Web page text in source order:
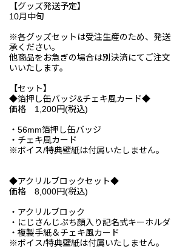
【グッズ発送予定】
10月中旬
※各グッズセットは受注生産のため、発
承ください。
他商品をお急ぎの場合は別決済にてご注
いいたします。
【セット】
◆箔押し缶バッジ&チェキ風カード◆
価格 1,200円(税込)
・56mm箔押し缶バッジ
・チェキ風カード
※ボイス/特典壁紙は付属いたしません。
◆アクリルブロックセット◆
価格 8,000円(税込)
・アクリルブロック
・にじさんじぷち顔入り記名式キーホル
・複製手紙＆チェキ風カード
※ボイス/特典壁紙は付属いたしません。